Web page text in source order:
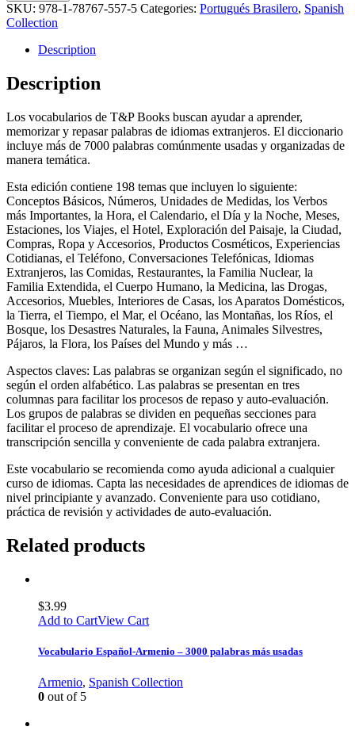
SKU: 978-1-78767-557-5 Categories: Portugués Brasilero, Spanish
Collection
Description
Description
Los vocabularios de T&P Books buscan ayudar a aprender,
memorizar y repasar palabras de idiomas extranjeros. El diccionario
incluye más de 7000 palabras comúnmente usadas y organizadas de
manera temática.
Esta edición contiene 198 temas que incluyen lo siguiente:
Conceptos Básicos, Números, Unidades de Medidas, los Verbos
más Importantes, la Hora, el Calendario, el Día y la Noche, Meses,
Estaciones, los Viajes, el Hotel, Exploración del Paisaje, la Ciudad,
Compras, Ropa y Accesorios, Productos Cosméticos, Experiencias
Cotidianas, el Teléfono, Conversaciones Telefónicas, Idiomas
Extranjeros, las Comidas, Restaurantes, la Familia Nuclear, la
Familia Extendida, el Cuerpo Humano, la Medicina, las Drogas,
Accesorios, Muebles, Interiores de Casas, los Aparatos Domésticos,
la Tierra, el Tiempo, el Mar, el Océano, las Montañas, los Ríos, el
Bosque, los Desastres Naturales, la Fauna, Animales Silvestres,
Pájaros, la Flora, los Países del Mundo y más …
Aspectos claves: Las palabras se organizan según el significado, no
según el orden alfabético. Las palabras se presentan en tres
columnas para facilitar los procesos de repaso y auto-evaluación.
Los grupos de palabras se dividen en pequeñas secciones para
facilitar el proceso de aprendizaje. El vocabulario ofrece una
transcripción sencilla y conveniente de cada palabra extranjera.
Este vocabulario se recomienda como ayuda adicional a cualquier
curso de idiomas. Capta las necesidades de aprendices de idiomas de
nivel principiante y avanzado. Conveniente para uso cotidiano,
práctica de revisión y actividades de auto-evaluación.
Related products
$3.99
Add to CartView Cart
Vocabulario Español-Armenio – 3000 palabras más usadas
Armenio, Spanish Collection
0 out of 5